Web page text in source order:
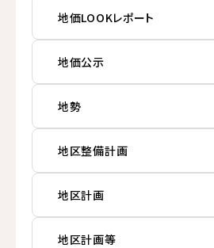
地価LOOKレポート
地価公示
地勢
地区整備計画
地区計画
地区計画等